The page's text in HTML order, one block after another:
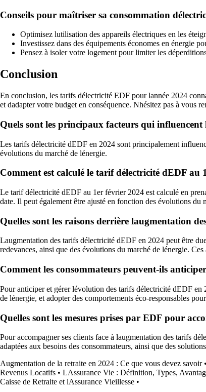
Conseils pour maîtriser sa consommation
Optimisez lutilisation des appareils électriques en les
Investissez dans des équipements économes en énergie
Pensez à isoler votre logement pour limiter les
Conclusion
En conclusion, les tarifs délectricité EDF pour lannée 2024
et dadapter votre budget en conséquence. Nhésitez pas à vous
Quels sont les principaux facteurs qui
Les tarifs délectricité dEDF en 2024 sont principalement
évolutions du marché de lénergie.
Comment est calculé le tarif délectricité dEDF au
Le tarif délectricité dEDF au 1er février 2024 est calculé en
date. Il peut également être ajusté en fonction des évolutions du
Quelles sont les raisons derrière laugmentation
Laugmentation des tarifs délectricité dEDF en 2024 peut être
redevances, ainsi que des évolutions du marché de lénergie.
Comment les consommateurs peuvent-ils
Pour anticiper et gérer lévolution des tarifs délectricité dEDF
de lénergie, et adopter des comportements éco-responsables
Quelles sont les mesures prises par EDF pour
Pour accompagner ses clients face à laugmentation des tarifs
adaptées aux besoins des consommateurs, ainsi que des
Augmentation de la retraite en 2024 : Ce que vous devez savoir•
Revenus Locatifs • LAssurance Vie : Définition, Types,
Caisse de Retraite et lAssurance Vieillesse •